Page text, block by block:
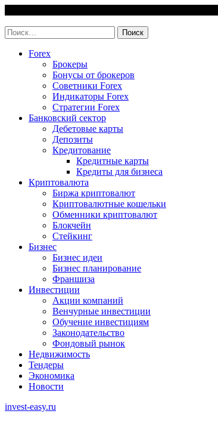
content
Найти:
Forex
Брокеры
Бонусы от брокеров
Советники Forex
Индикаторы Forex
Стратегии Forex
Банковский сектор
Дебетовые карты
Депозиты
Кредитование
Кредитные карты
Кредиты для бизнеса
Криптовалюта
Биржа криптовалют
Криптовалютные кошельки
Обменники криптовалют
Блокчейн
Стейкинг
Бизнес
Бизнес идеи
Бизнес планирование
Франшиза
Инвестиции
Акции компаний
Венчурные инвестиции
Обучение инвестициям
Законодательство
Фондовый рынок
Недвижимость
Тендеры
Экономика
Новости
invest-easy.ru